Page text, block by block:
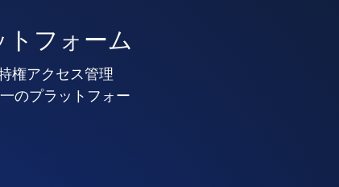
フォーム
権アクセス管理
のプラットフォー